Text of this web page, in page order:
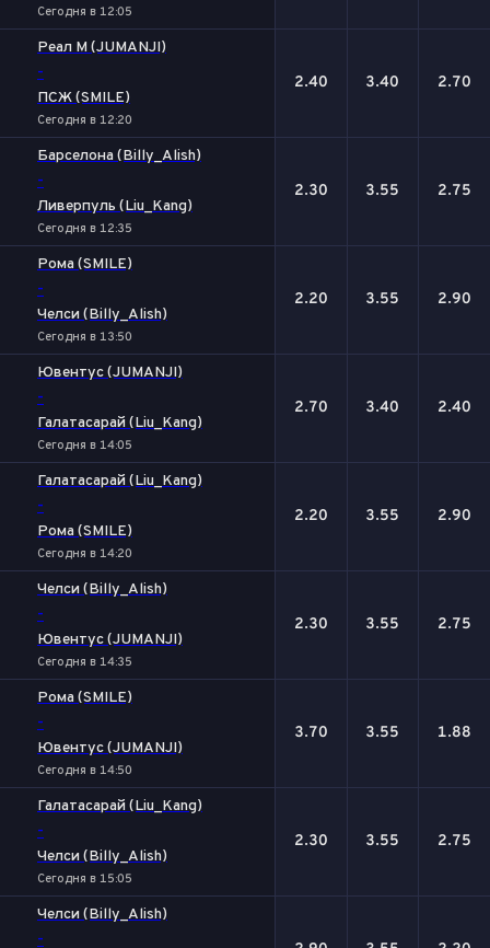
Сегодня в 12:05
Реал М (JUMANJI)
-
ПСЖ (SMILE)
Сегодня в 12:20
2.40 3.40 2.70
Барселона (Billy_Alish)
-
Ливерпуль (Liu_Kang)
Сегодня в 12:35
2.30 3.55 2.75
Рома (SMILE)
-
Челси (Billy_Alish)
Сегодня в 13:50
2.20 3.55 2.90
Ювентус (JUMANJI)
-
Галатасарай (Liu_Kang)
Сегодня в 14:05
2.70 3.40 2.40
Галатасарай (Liu_Kang)
-
Рома (SMILE)
Сегодня в 14:20
2.20 3.55 2.90
Челси (Billy_Alish)
-
Ювентус (JUMANJI)
Сегодня в 14:35
2.30 3.55 2.75
Рома (SMILE)
-
Ювентус (JUMANJI)
Сегодня в 14:50
3.70 3.55 1.88
Галатасарай (Liu_Kang)
-
Челси (Billy_Alish)
Сегодня в 15:05
2.30 3.55 2.75
Челси (Billy_Alish)
-